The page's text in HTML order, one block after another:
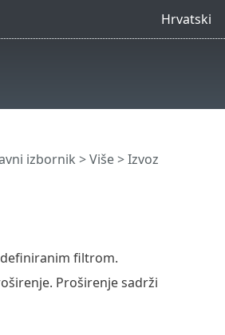
Hrvatski
izbornik >Više>Izvoz
filtrom.
Proširenje sadrži